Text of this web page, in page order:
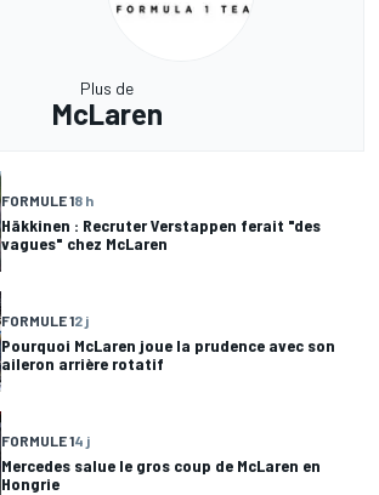
Plus de
McLaren
FORMULE 18 h
Häkkinen : Recruter Verstappen ferait "des
vagues" chez McLaren
FORMULE 12 j
Pourquoi McLaren joue la prudence avec son
aileron arrière rotatif
FORMULE 14 j
Mercedes salue le gros coup de McLaren en
Hongrie